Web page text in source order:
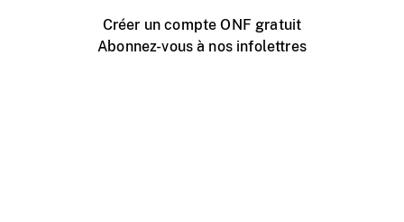
Créer un compte ONF gratuit
Abonnez-vous à nos infolettres